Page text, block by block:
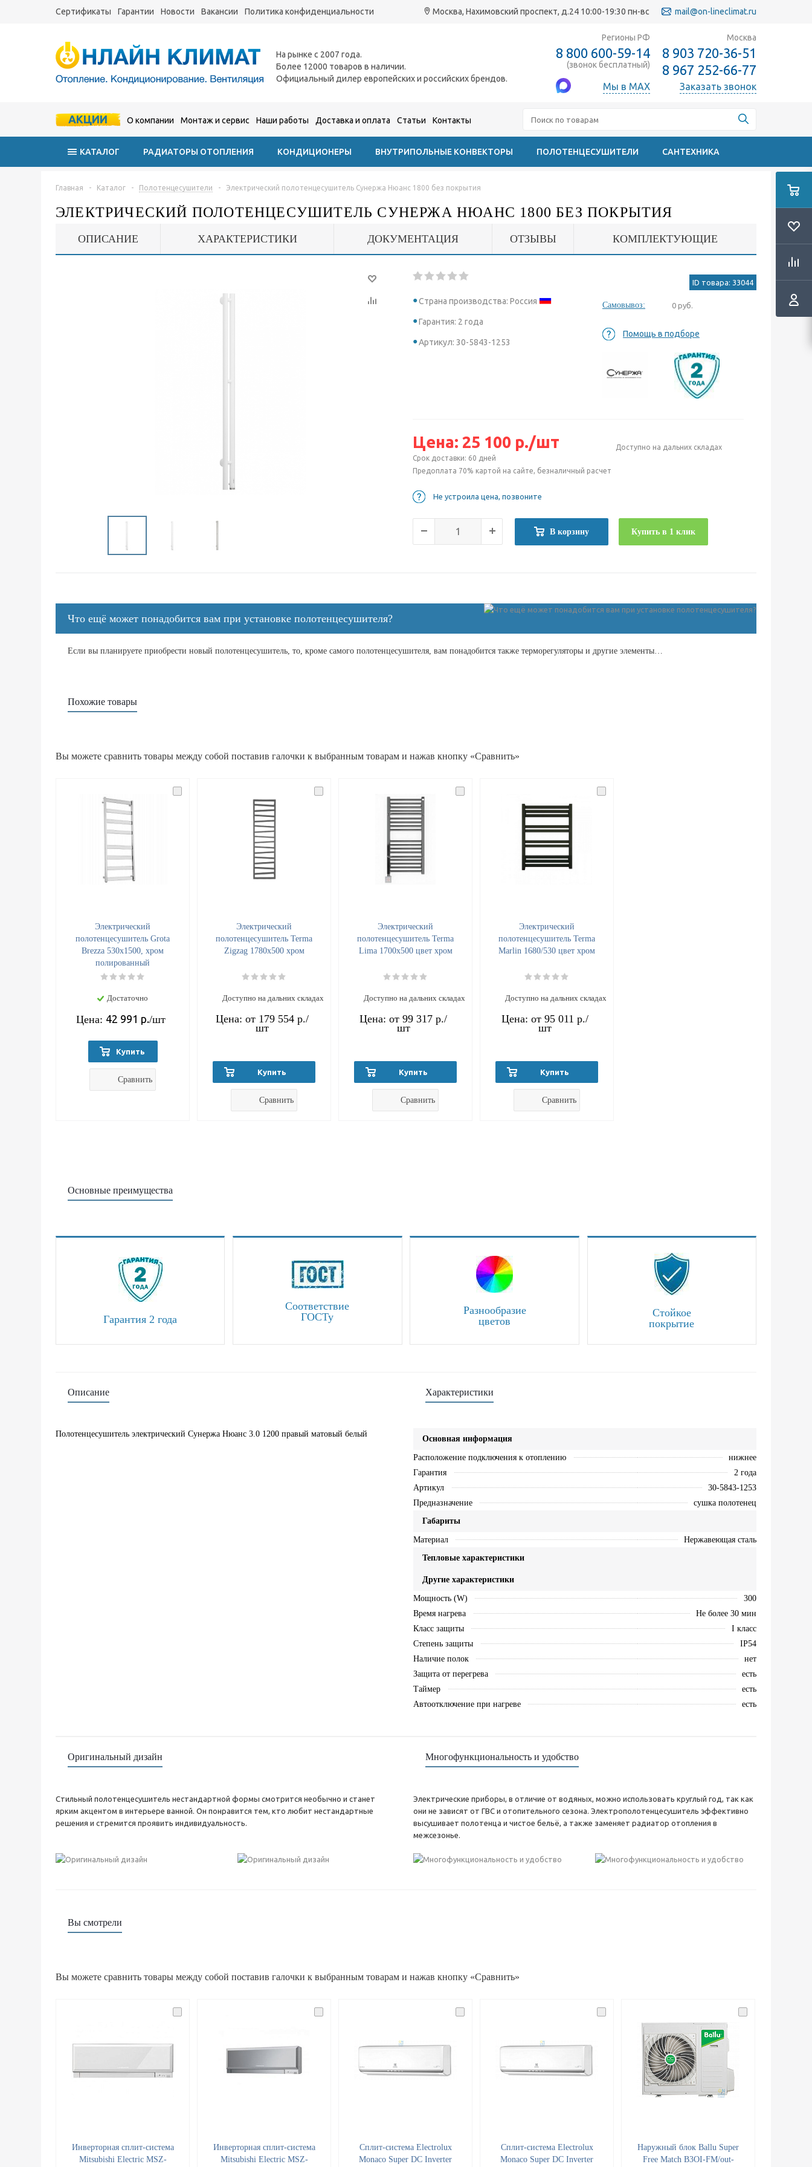
Сертификаты Гарантии Новости Вакансии Политика конфиденциальности Москва, Нахимовский проспект, д.24 10:00-19:30 пн-вс mail@on-lineclimat.ru
На рынке с 2007 года.
Более 12000 товаров в наличии.
Официальный дилер европейских и российских брендов.
Регионы РФ
8 800 600-59-14
(звонок бесплатный)
Мы в MAX
Москва
8 903 720-36-51
8 967 252-66-77
Заказать звонок
АКЦИИ О компании Монтаж и сервис Наши работы Доставка и оплата Статьи Контакты
КАТАЛОГ РАДИАТОРЫ ОТОПЛЕНИЯ КОНДИЦИОНЕРЫ ВНУТРИПОЛЬНЫЕ КОНВЕКТОРЫ ПОЛОТЕНЦЕСУШИТЕЛИ САНТЕХНИКА
Главная - Каталог - Полотенцесушители - Электрический полотенцесушитель Сунержа Нюанс 1800 без покрытия
ЭЛЕКТРИЧЕСКИЙ ПОЛОТЕНЦЕСУШИТЕЛЬ СУНЕРЖА НЮАНС 1800 БЕЗ ПОКРЫТИЯ
ОПИСАНИЕ ХАРАКТЕРИСТИКИ ДОКУМЕНТАЦИЯ ОТЗЫВЫ КОМПЛЕКТУЮЩИЕ
Страна производства: Россия
Гарантия: 2 года
Артикул: 30-5843-1253
ID товара: 33044
Самовывоз: 0 руб.
Помощь в подборе
Цена: 25 100 р./шт
Доступно на дальних складах
Срок доставки: 60 дней
Предоплата 70% картой на сайте, безналичный расчет
Не устроила цена, позвоните
В корзину Купить в 1 клик
Что ещё может понадобится вам при установке полотенцесушителя?
Если вы планируете приобрести новый полотенцесушитель, то, кроме самого полотенцесушителя, вам понадобится также терморегуляторы и другие элементы…
Похожие товары
Вы можете сравнить товары между собой поставив галочки к выбранным товарам и нажав кнопку «Сравнить»
Электрический
полотенцесушитель Grota
Brezza 530х1500, хром
полированный
Достаточно
Цена: 42 991 р./шт
Купить
Сравнить
Электрический
полотенцесушитель Terma
Zigzag 1780x500 хром
Доступно на дальних складах
Цена: от 179 554 р./
шт
Купить
Сравнить
Электрический
полотенцесушитель Terma
Lima 1700x500 цвет хром
Доступно на дальних складах
Цена: от 99 317 р./
шт
Купить
Сравнить
Электрический
полотенцесушитель Terma
Marlin 1680/530 цвет хром
Доступно на дальних складах
Цена: от 95 011 р./
шт
Купить
Сравнить
Основные преимущества
Гарантия 2 года
Соответствие
ГОСТу
Разнообразие
цветов
Стойкое
покрытие
Описание
Полотенцесушитель электрический Сунержа Нюанс 3.0 1200 правый матовый белый
Характеристики
Основная информация
Расположение подключения к отоплению
нижнее
Гарантия
2 года
Артикул
30-5843-1253
Предназначение
сушка полотенец
Габариты
Материал
Нержавеющая сталь
Тепловые характеристики
Другие характеристики
Мощность (W)
300
Время нагрева
Не более 30 мин
Класс защиты
I класс
Степень защиты
IP54
Наличие полок
нет
Защита от перегрева
есть
Таймер
есть
Автоотключение при нагреве
есть
Оригинальный дизайн
Стильный полотенцесушитель нестандартной формы смотрится необычно и станет
ярким акцентом в интерьере ванной. Он понравится тем, кто любит нестандартные
решения и стремится проявить индивидуальность.
Многофункциональность и удобство
Электрические приборы, в отличие от водяных, можно использовать круглый год, так как
они не зависят от ГВС и отопительного сезона. Электрополотенцесушитель эффективно
высушивает полотенца и чистое бельё, а также заменяет радиатор отопления в
межсезонье.
Вы смотрели
Вы можете сравнить товары между собой поставив галочки к выбранным товарам и нажав кнопку «Сравнить»
Инверторная сплит-система
Mitsubishi Electric MSZ-
Инверторная сплит-система
Mitsubishi Electric MSZ-
Cплит-система Electrolux
Monaco Super DC Inverter
Cплит-система Electrolux
Monaco Super DC Inverter
Наружный блок Ballu Super
Free Match B3OI-FM/out-